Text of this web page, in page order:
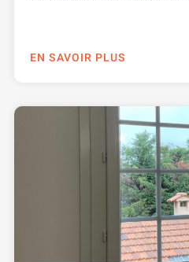
EN SAVOIR PLUS